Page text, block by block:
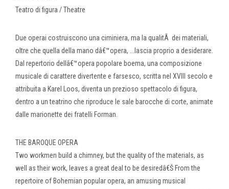
Teatro di figura / Theatre
Due operai costruiscono una ciminiera, ma la qualitÃ dei materiali,
oltre che quella della mano dâ€™opera, ...lascia proprio a desiderare.
Dal repertorio dellâ€™opera popolare boema, una composizione
musicale di carattere divertente e farsesco, scritta nel XVIII secolo e
attribuita a Karel Loos, diventa un prezioso spettacolo di figura,
dentro a un teatrino che riproduce le sale barocche di corte, animate
dalle marionette dei fratelli Forman.
THE BAROQUE OPERA
Two workmen build a chimney, but the quality of the materials, as
well as their work, leaves a great deal to be desiredâ€Š From the
repertoire of Bohemian popular opera, an amusing musical